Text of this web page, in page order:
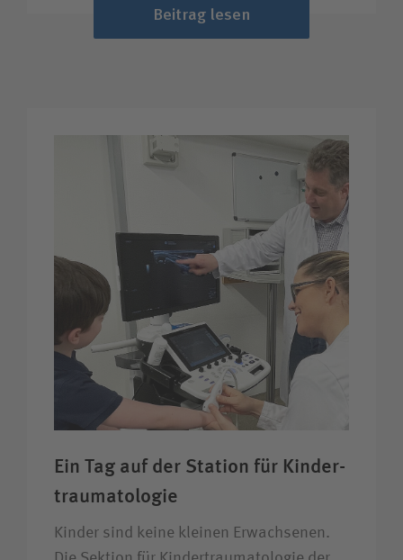
Beitrag lesen
Ein Tag auf der Station für Kinder­
trauma­tologie
Kinder sind keine kleinen Erwachsenen.